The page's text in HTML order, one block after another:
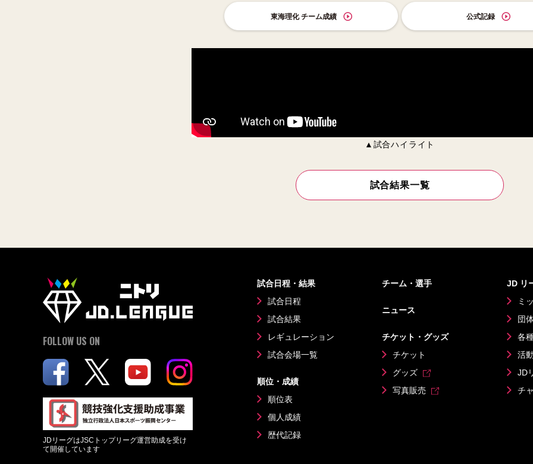
東海理化 チーム成績 公式記録
▲試合ハイライト
試合結果一覧
試合日程・結果
試合日程
試合結果
レギュレーション
試合会場一覧
順位・成績
順位表
個人成績
歴代記録
チーム・選手
ニュース
チケット・グッズ
チケット
グッズ
写真販売
JD リ
ミ
団
各
活
JD
チ
FOLLOW US ON
JDリーグはJSCトップリーグ運営助成を受け
て開催しています